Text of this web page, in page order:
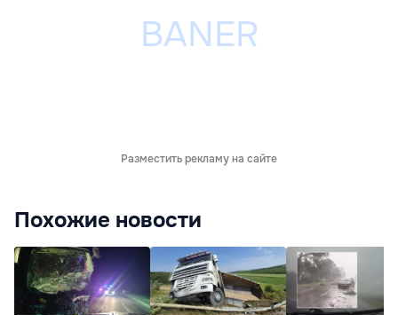
Разместить рекламу на сайте
Похожие новости